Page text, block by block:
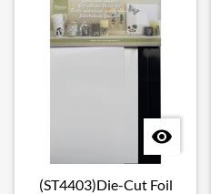

(ST4403)Die-Cut Foil